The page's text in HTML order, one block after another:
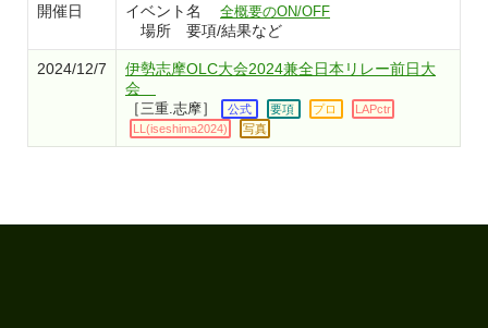
開催日 イベント名 全概要のON/OFF
場所 要項/結果など
2024/12/7
伊勢志摩OLC大会2024兼全日本リレー前日大
会
［ 三重.志摩］ 公式 要項 プロ
LAPctr
LL(iseshima2024)
写真